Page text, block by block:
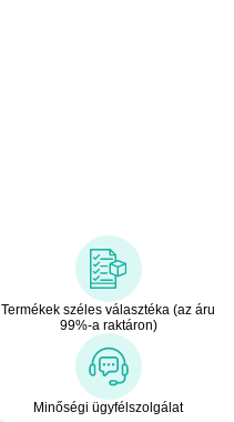
Termékek széles választéka (az áru
99%-a raktáron)
Minőségi ügyfélszolgálat